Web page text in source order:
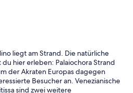
liegt am Strand. Die natürliche
hier erleben: Palaiochora Strand
der Akraten Europas dagegen
Besucher an. Venezianische
sind zwei weitere